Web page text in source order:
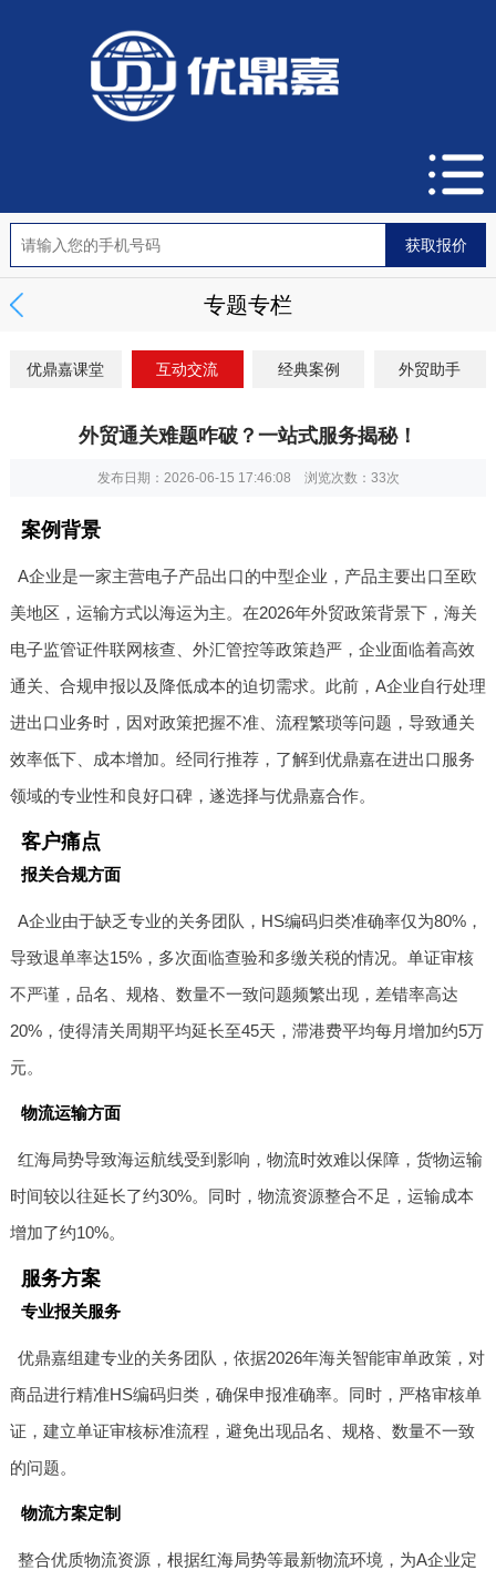
专题专栏
优鼎嘉课堂 互动交流 经典案例 外贸助手
外贸通关难题咋破？一站式服务揭秘！
发布日期：2026-06-15 17:46:08 浏览次数： 33次
案例背景
A企业是一家主营电子产品出口的中型企业，产品主要出口至欧
美地区，运输方式以海运为主。在2026年外贸政策背景下，海关
电子监管证件联网核查、外汇管控等政策趋严，企业面临着高效
通关、合规申报以及降低成本的迫切需求。此前，A企业自行处理
进出口业务时，因对政策把握不准、流程繁琐等问题，导致通关
效率低下、成本增加。经同行推荐，了解到优鼎嘉在进出口服务
领域的专业性和良好口碑，遂选择与优鼎嘉合作。
客户痛点
报关合规方面
A企业由于缺乏专业的关务团队，HS编码归类准确率仅为80%，
导致退单率达15%，多次面临查验和多缴关税的情况。单证审核
不严谨，品名、规格、数量不一致问题频繁出现，差错率高达
20%，使得清关周期平均延长至45天，滞港费平均每月增加约5万
元。
物流运输方面
红海局势导致海运航线受到影响，物流时效难以保障，货物运输
时间较以往延长了约30%。同时，物流资源整合不足，运输成本
增加了约10%。
服务方案
专业报关服务
优鼎嘉组建专业的关务团队，依据2026年海关智能审单政策，对
商品进行精准HS编码归类，确保申报准确率。同时，严格审核单
证，建立单证审核标准流程，避免出现品名、规格、数量不一致
的问题。
物流方案定制
整合优质物流资源，根据红海局势等最新物流环境，为A企业定